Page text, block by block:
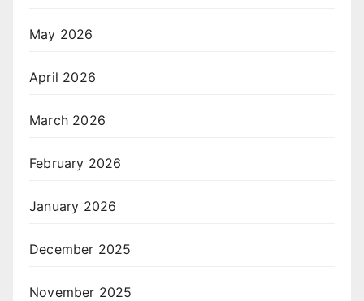
May 2026
April 2026
March 2026
February 2026
January 2026
December 2025
November 2025